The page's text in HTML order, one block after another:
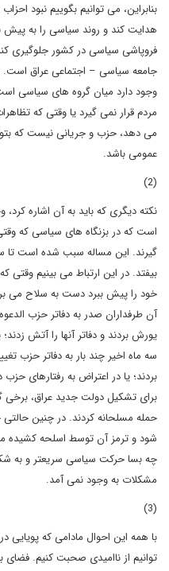
بنابراین، می توانیم بگوییم نبود
هدایت کند و روند سیاسی را به پیش
فروپاشی سیاسی در کشور جلوگیری
جامعه سیاسی – اجتماعی عراق است.
وجود دارد میان گروه های سیاسی است
می دهد، حزب و جریانی نیست که
عمومی باشد.
(2)
نکته دیگری که باید به آن اشاره
است که در بزنگاه های سیاسی که
گیرند. این مساله سبب شده است
بیفتد. در این ارتباط می بینیم
خود را پیش ببرد دست به سلاح می
آن طرفداران صدر به دفاتر حزب
یورش بردند و دفاتر آنها را آتش
سه ماه اخیر چند بار به دفاتر حزب
بردند؛ یا در اعتراض به رفتارهای
برای تشکیل دولت جدید عراق، برخی
حمله مسلحانه کردند. در چنین
شود و ترمز آن توسط اسلحه کشیده
چه بسا حرکت سیاسی سریعتر و به
مشکلات به وجود نمی آمد.
(3)
با همه این احوال مادامی که
توانیم از ناامیدی صحبت کنیم. فضای